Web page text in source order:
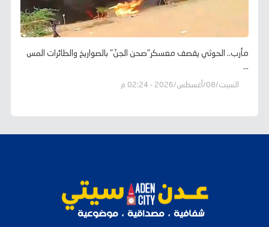
مأرب.. الحوثي يقصف معسكر"صحن الجنّ" بالصواريخ والطائرات المس
...
السبت/08/أغسطس/2026 - 02:24 م